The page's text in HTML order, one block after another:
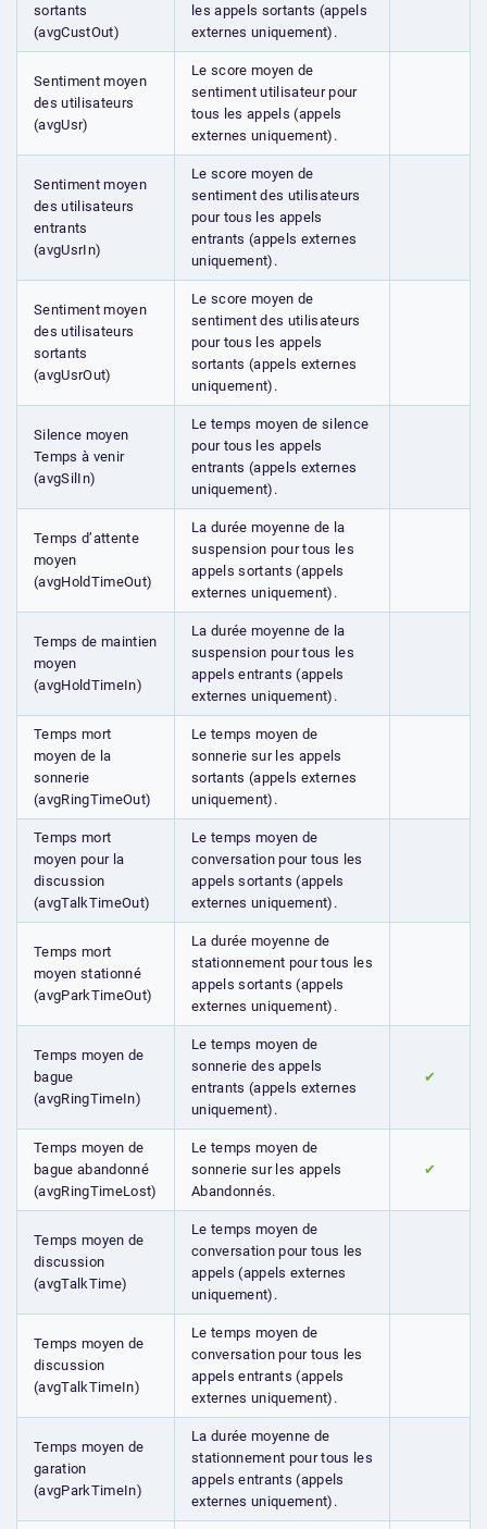
sortants
(avgCustOut)
les appels sortants (appels
externes uniquement).
Sentiment moyen
des utilisateurs
(avgUsr)
Le score moyen de
sentiment utilisateur pour
tous les appels (appels
externes uniquement).
Sentiment moyen
des utilisateurs
entrants
(avgUsrIn)
Le score moyen de
sentiment des utilisateurs
pour tous les appels
entrants (appels externes
uniquement).
Sentiment moyen
des utilisateurs
sortants
(avgUsrOut)
Le score moyen de
sentiment des utilisateurs
pour tous les appels
sortants (appels externes
uniquement).
Silence moyen
Temps à venir
(avgSilIn)
Le temps moyen de silence
pour tous les appels
entrants (appels externes
uniquement).
Temps d’attente
moyen
(avgHoldTimeOut)
La durée moyenne de la
suspension pour tous les
appels sortants (appels
externes uniquement).
Temps de maintien
moyen
(avgHoldTimeIn)
La durée moyenne de la
suspension pour tous les
appels entrants (appels
externes uniquement).
Temps mort
moyen de la
sonnerie
(avgRingTimeOut)
Le temps moyen de
sonnerie sur les appels
sortants (appels externes
uniquement).
Temps mort
moyen pour la
discussion
(avgTalkTimeOut)
Le temps moyen de
conversation pour tous les
appels sortants (appels
externes uniquement).
Temps mort
moyen stationné
(avgParkTimeOut)
La durée moyenne de
stationnement pour tous les
appels sortants (appels
externes uniquement).
Temps moyen de
bague
(avgRingTimeIn)
Le temps moyen de
sonnerie des appels
entrants (appels externes
uniquement).
✔
Temps moyen de
bague abandonné
(avgRingTimeLost)
Le temps moyen de
sonnerie sur les appels
Abandonnés.
✔
Temps moyen de
discussion
(avgTalkTime)
Le temps moyen de
conversation pour tous les
appels (appels externes
uniquement).
Temps moyen de
discussion
(avgTalkTimeIn)
Le temps moyen de
conversation pour tous les
appels entrants (appels
externes uniquement).
Temps moyen de
garation
(avgParkTimeIn)
La durée moyenne de
stationnement pour tous les
appels entrants (appels
externes uniquement).